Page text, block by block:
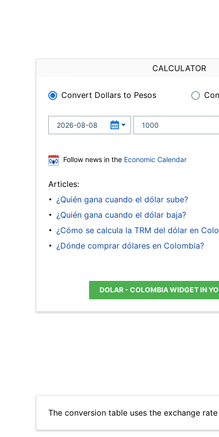
CALCULATOR
Convert Dollars to Pesos
Follow news in the Economic Calendar
Articles:
¿Quién gana cuando el dólar sube?
¿Quién gana cuando el dólar baja?
¿Cómo se calcula la TRM del dólar en
¿Dónde comprar dólares en Colombia?
DOLAR - COLOMBIA WIDGET IN
The conversion table uses the exchange